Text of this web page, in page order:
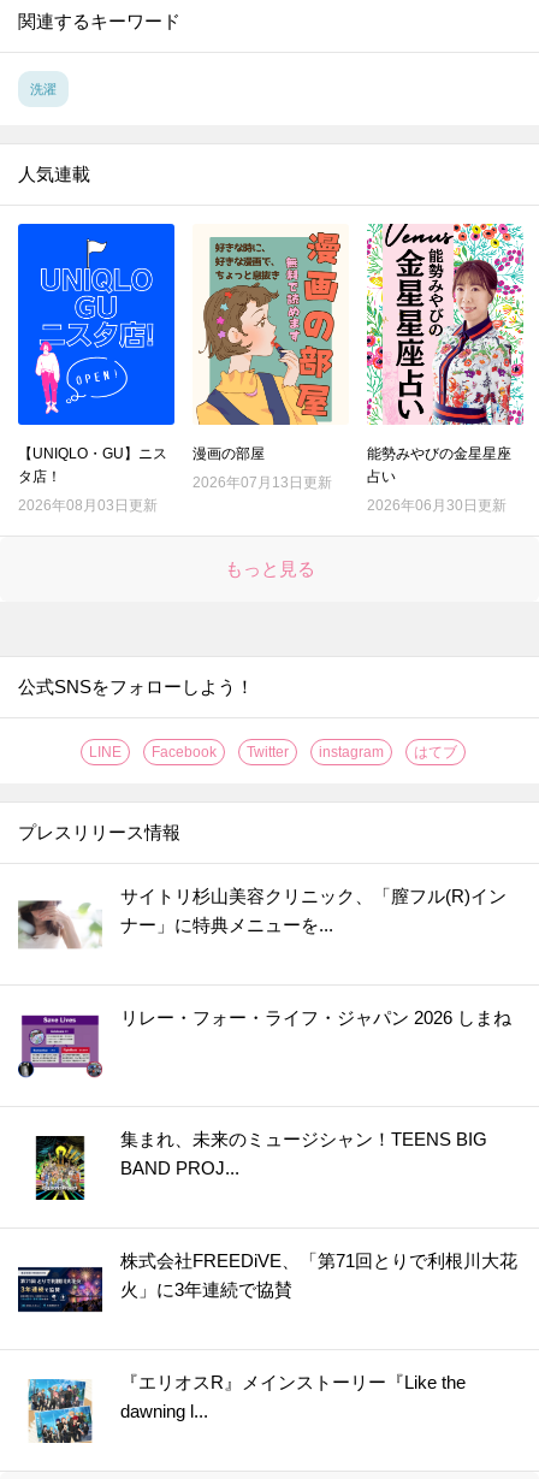
13.
14. タッパーの臭いを一発消臭！目からウロコの方法とは？【家事コツ⑭】
17.
トイレの便座裏のココ！気になる黄ばみをすっきりキレイに♪【家事コツ⑲】
20. 洗濯槽の汚れがごっそり取れます♪クリーナーを入れる前にぜひやってみて！【家事コツ⑳】
21. リップクリームにまさかの使い道が！唇に塗るだけじゃない便利な活用術【家事コツ㉑】
22. これは驚き！ベビーオイルにこんな使い方があるなんて‼【家事コツ㉒】
23. もうイライラしない！瓶のラベルを「一発」で剥がすには？【家事コツ㉓】
24. レシートがこんなに役立つとは！捨てる前にもうひと働きさせる方法【家事コツ㉔】
25. バナナがこんなに長持ち♪皮が黒くならずに保存する方法とは？【家事コツ㉕】
26. 「豆腐の空きパック」捨てるの待ったーーー！！家中で大活躍しちゃうんです♪【家事コツ㉖】
27. 1回だけで捨てちゃダメーー！フロア用お掃除シートを4回使い倒す裏ワザ発見！【家事コツ㉗】
31.
32. 【マックの紙袋】捨てないで！ちょっと厄介なモノの処理に便利すぎ！なことが判明【家事コツ㉜】
35.
37. 宅配の『宛名』を消す方法！魔法のようにスッと消える！？秒速裏ワザのやり方とは
38.
39. 使わなくなった『バスタオル』が冬に万能アイテム化！？眠ってた1枚が大活躍する裏ワザ3連発♪
40. ピーマンの肉詰めは"縦半分"に切らないで！剥がれ防止の裏ワザで成功率アップ♡
41.
43.
44.
47.
48.
49. 「カレーがシャバシャバに…」絶望→大逆転！ルーは足しません〈理想のとろみ〉に戻す救世主とは♪
50.
51.
52. 『ぶどう』そのまま保存するの待って！ちょっとしたコツで長持ちするんです♪最後までおいしく食べる方法とは
関連するキーワード
洗濯
人気連載
【UNIQLO・GU】ニス
タ店！
2026年08月03日更新
漫画の部屋
2026年07月13日更新
能勢みやびの金星星座
占い
2026年06月30日更新
もっと見る
公式SNSをフォローしよう！
LINE Facebook Twitter instagram はてブ
プレスリリース情報
サイトリ杉山美容クリニック、「膣フル(R)イン
ナー」に特典メニューを...
リレー・フォー・ライフ・ジャパン 2026 しまね
集まれ、未来のミュージシャン！TEENS BIG
BAND PROJ...
株式会社FREEDiVE、「第71回とりで利根川大花
火」に3年連続で協賛
『エリオスR』メインストーリー『Like the
dawning l...